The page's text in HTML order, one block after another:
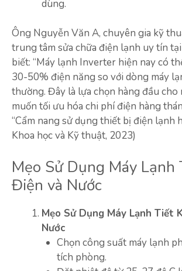
dùng.
Ông Nguyễn Văn A, chuyên gia kỹ
trung tâm sửa chữa điện lạnh uy tín
biết: “Máy lạnh Inverter hiện nay có
30-50% điện năng so với dòng máy
thường. Đây là lựa chọn hàng đầu
muốn tối ưu hóa chi phí điện hàng
“Cẩm nang sử dụng thiết bị điện lạnh
Khoa học và Kỹ thuật, 2023)
Mẹo Sử Dụng Máy Lạnh
Điện và Nước
Mẹo Sử Dụng Máy Lạnh Tiết
Nước
Chọn công suất máy lạnh
tích phòng.